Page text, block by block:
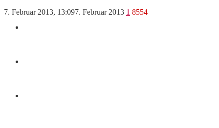
7. Februar 2013, 13:097. Februar 2013 1 8554